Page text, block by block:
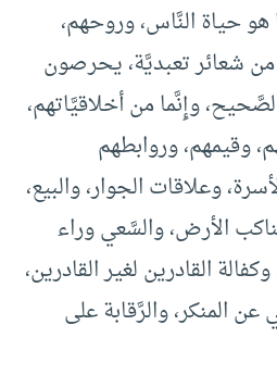
هو حياة النَّاس، وروحهم،
شعائر تعبديَّة، يحرصون
وإِنَّما من أخلاقيَّاتهم،
وقيمهم، وروابطهم
وعلاقات الجوار، والبيع،
الأرض، والسَّعي وراء
القادرين لغير القادرين،
عن المنكر، والرَّقابة على